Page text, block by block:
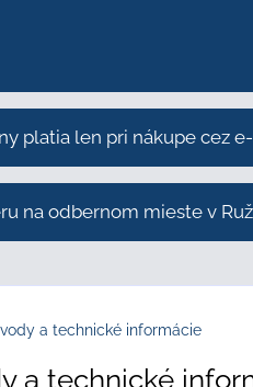
platia len pri nákupe cez
na odbernom mieste v
a technické informácie
a technické